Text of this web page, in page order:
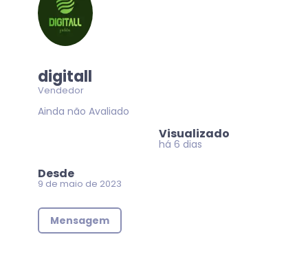
digitall
Vendedor
Ainda não Avaliado
Visualizado
há 6 dias
Desde
9 de maio de 2023
Mensagem